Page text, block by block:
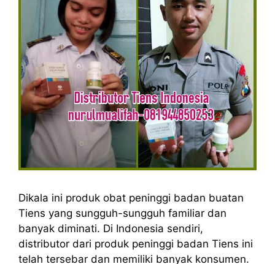
Dikala ini produk obat peninggi badan buatan
Tiens yang sungguh-sungguh familiar dan
banyak diminati. Di Indonesia sendiri,
distributor dari produk peninggi badan Tiens ini
telah tersebar dan memiliki banyak konsumen.